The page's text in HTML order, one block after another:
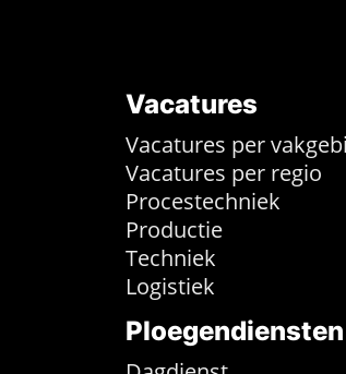
Vacatures
Vacatures per
Vacatures per regio
Procestechniek
Productie
Techniek
Logistiek
Ploegendiensten